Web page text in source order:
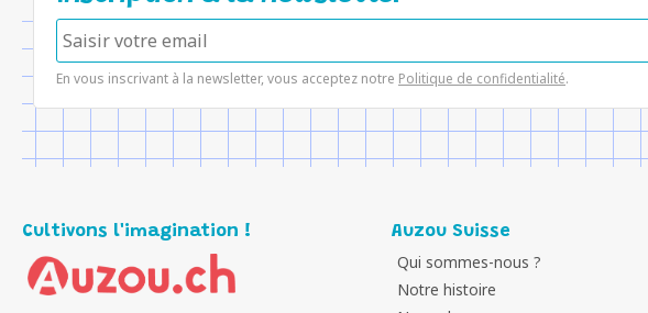
En vous inscrivant à la newsletter, vous acceptez notre Politique de confidentialité.
Cultivons l'imagination ! Auzou Suisse
Qui sommes-nous ?
Notre histoire